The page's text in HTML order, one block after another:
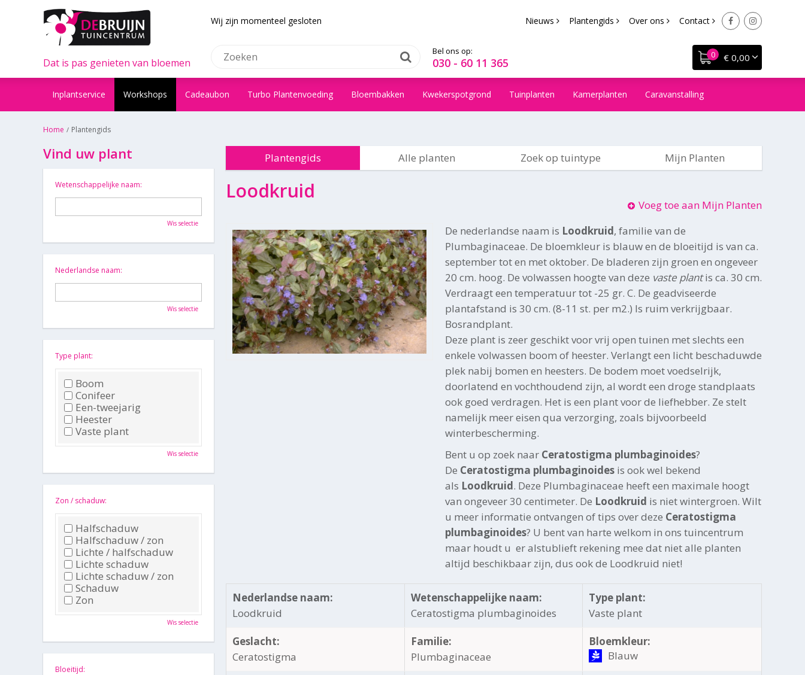
Home Plantengids
Wij zijn momenteel gesloten
Dat is pas genieten van bloemen
Nieuws Plantengids Over ons Contact
€ 0,00
Bel ons op:
030 - 60 11 365
Inplantservice Workshops Cadeaubon Turbo Plantenvoeding Bloembakken Kwekerspotgrond Tuinplanten Kamerplanten Caravanstalling
Plantengids Alle planten Zoek op tuintype Mijn Planten
Loodkruid
Voeg toe aan Mijn Planten
De nederlandse naam is Loodkruid, familie van de
Plumbaginaceae. De bloemkleur is blauw en de bloeitijd is van ca.
september tot en met oktober. De bladeren zijn groen en ongeveer
20 cm. hoog. De volwassen hoogte van deze vaste plantis ca. 30 cm.
Verdraagt een temperatuur tot -25 gr. C. De geadviseerde
plantafstand is 30 cm. (8-11 st. per m2.) Is ruim verkrijgbaar.
Bosrandplant.
Deze plant is zeer geschikt voor vrij open tuinen met slechts een
enkele volwassen boom of heester. Verlangt een licht beschaduwde
plek nabij bomen en heesters. De bodem moet voedselrijk,
doorlatend en vochthoudend zijn, al wordt een droge standplaats
ook goed verdragen. Het is een plant voor de liefhebber. Ze stelt
namelijk meer eisen qua verzorging, zoals bijvoorbeeld
winterbescherming.
Bent u op zoek naar Ceratostigma plumbaginoides?
De Ceratostigma plumbaginoides is ook wel bekend
als Loodkruid. Deze Plumbaginaceae heeft een maximale hoogt
van ongeveer 30 centimeter. De Loodkruid is niet wintergroen. Wilt
u meer informatie ontvangen of tips over deze Ceratostigma
plumbaginoides? U bent van harte welkom in ons tuincentrum
maar houdt u er alstublieft rekening mee dat niet alle planten
altijd beschikbaar zijn, dus ook de Loodkruid niet!
Nederlandse naam:
Loodkruid
Wetenschappelijke naam:
Ceratostigma plumbaginoides
Type plant:
Vaste plant
Geslacht:
Ceratostigma
Familie:
Plumbaginaceae
Bloemkleur:
Blauw
Vind uw plant
Wetenschappelijke naam:
Wis selectie
Nederlandse naam:
Wis selectie
Type plant:
Boom
Conifeer
Een-tweejarig
Heester
Vaste plant
Wis selectie
Zon / schaduw:
Halfschaduw
Halfschaduw / zon
Lichte / halfschaduw
Lichte schaduw
Lichte schaduw / zon
Schaduw
Zon
Wis selectie
Bloeitijd: